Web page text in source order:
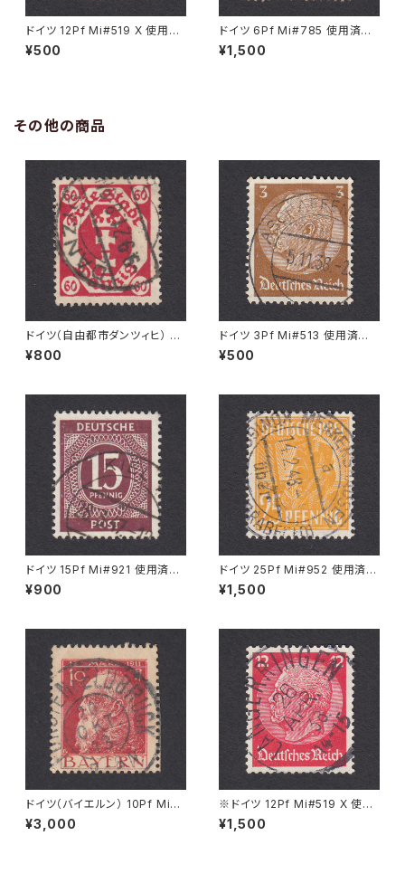
ドイツ 12Pf Mi#519 X 使用済
み切手｜WESERMÜNDE-GE
ESTEMÜNDE 11.11.1939
¥500
ドイツ 6Pf Mi#785 使用済み
切手｜LAGE 3.10.1944
¥1,500
その他の商品
ドイツ（自由都市ダンツィヒ） 60
Pf Mi#81 使用済み切手｜DA
NZIG 9.9.1921
¥800
ドイツ 3Pf Mi#513 使用済み
切手｜ASCHAFFENBURG 5.1
1.1936
¥500
ドイツ 15Pf Mi#921 使用済み
切手｜KIEL 28.3.1947
¥900
ドイツ 25Pf Mi#952 使用済み
切手｜MERKERSHAUSEN 14.
2.1948
¥1,500
ドイツ（バイエルン） 10Pf Mi#7
8 使用済み切手｜FÜRSTENF
ELDBRUCK 20.OKT.1913
¥3,000
※ドイツ 12Pf Mi#519 X 使用
済み切手｜LANGERRINGEN
26.APR.1938
¥1,500